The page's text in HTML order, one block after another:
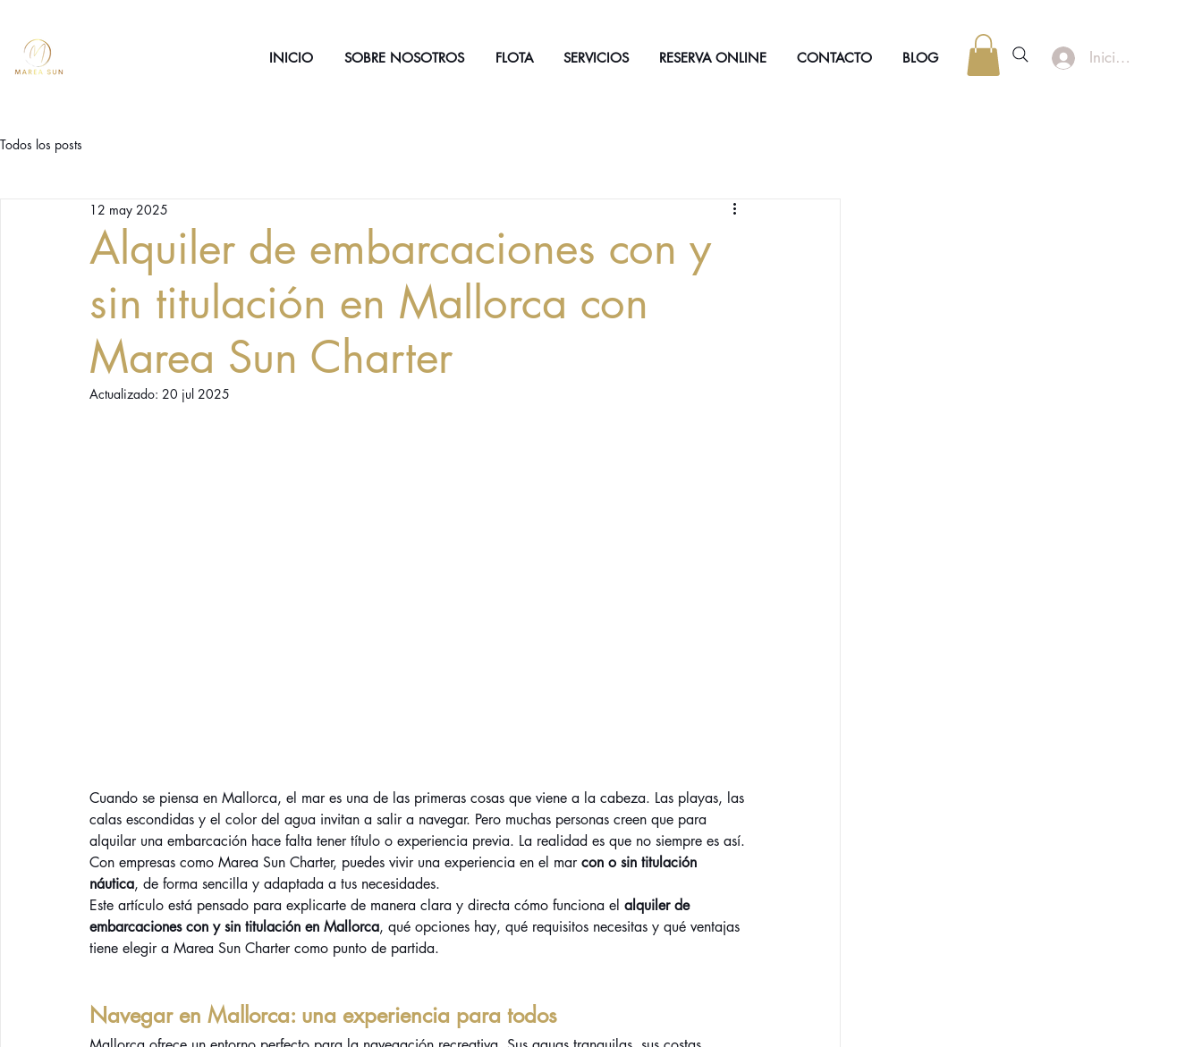
INICIO SOBRE NOSOTROS FLOTA SERVICIOS RESERVA ONLINE CONTACTO BLOG Iniciar sesión
Todos los posts
Alquiler de embarcaciones con y
sin titulación en Mallorca con
Marea Sun Charter
12 may 2025
Actualizado: 20 jul 2025
Cuando se piensa en Mallorca, el mar es una de las primeras cosas que viene a la cabeza. Las playas, las
calas escondidas y el color del agua invitan a salir a navegar. Pero muchas personas creen que para
alquilar una embarcación hace falta tener título o experiencia previa. La realidad es que no siempre es así.
Con empresas como Marea Sun Charter, puedes vivir una experiencia en el mar con o sin titulación
náutica, de forma sencilla y adaptada a tus necesidades.
Este artículo está pensado para explicarte de manera clara y directa cómo funciona el alquiler de
embarcaciones con y sin titulación en Mallorca, qué opciones hay, qué requisitos necesitas y qué ventajas
tiene elegir a Marea Sun Charter como punto de partida.
Navegar en Mallorca: una experiencia para todos